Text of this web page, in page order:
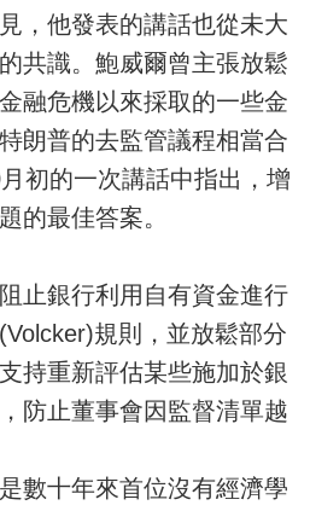
，他發表的講話也從未大
共識。鮑威爾曾主張放鬆
融危機以來採取的一些金
朗普的去監管議程相當合
初的一次講話中指出，增
的最佳答案。
止銀行利用自有資金進行
規則，並放鬆部分
持重新評估某些施加於銀
防止董事會因監督清單越
數十年來首位沒有經濟學